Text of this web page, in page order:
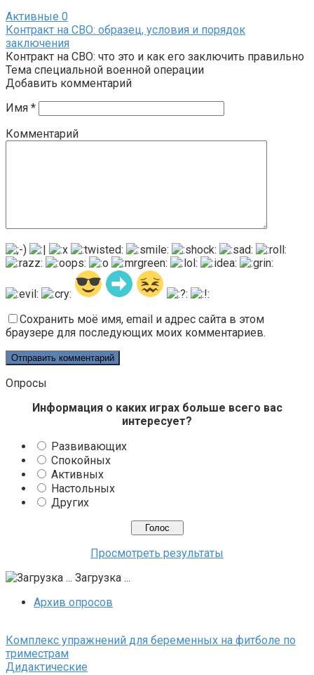
Активные 0
Контракт на СВО: образец, условия и порядок
заключения
Контракт на СВО: что это и как его заключить правильно
Тема специальной военной операции
Добавить комментарий
Имя *
Комментарий
Сохранить моё имя, email и адрес сайта в этом
браузере для последующих моих комментариев.
Опросы
Информация о каких играх больше всего вас
интересует?
Развивающих
Спокойных
Активных
Настольных
Других
Просмотреть результаты
Загрузка ...
Архив опросов
Комплекс упражнений для беременных на фитболе по
триместрам
Дидактические